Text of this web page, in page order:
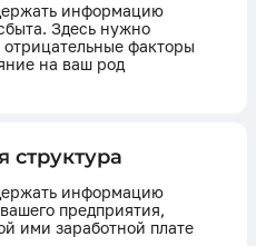
информацию
Здесь нужно
факторы
на ваш род
структура
информацию
предприятия,
ими заработной плате